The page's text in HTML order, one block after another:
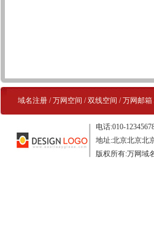
域名注册/万网空间 /双线空间 /万网邮箱
电话:010-
地址:北京北京北
版权所有:万网域